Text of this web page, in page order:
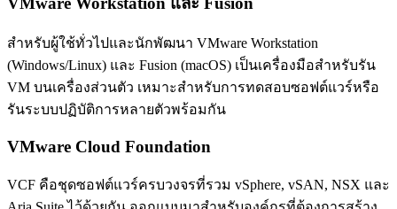
สำหรับผู้ใช้ทั่วไปและนักพัฒนา VMware Workstation
(Windows/Linux) และ Fusion (macOS) เป็นเครื่องมือสำหรับรัน
VM บนเครื่องส่วนตัว เหมาะสำหรับการทดสอบซอฟต์แวร์หรือ
รันระบบปฏิบัติการหลายตัวพร้อมกัน
VMware Cloud Foundation
VCF คือชุดซอฟต์แวร์ครบวงจรที่รวม vSphere, vSAN, NSX และ